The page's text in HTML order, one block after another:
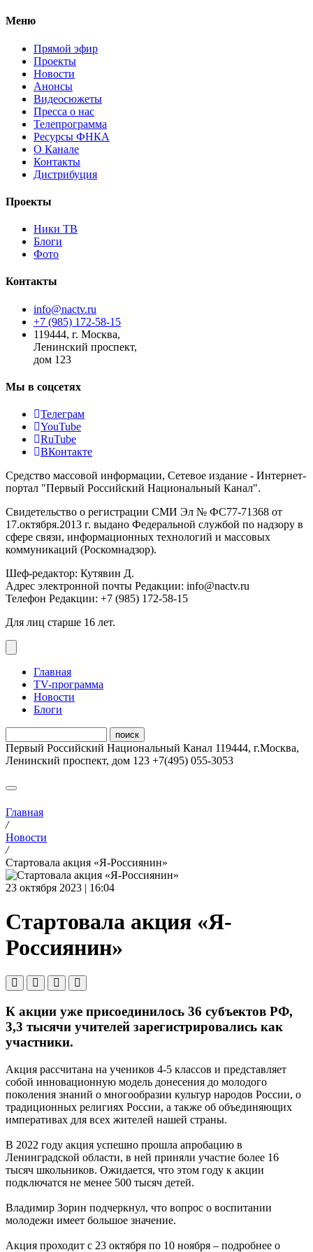
Меню
Прямой эфир
Проекты
Новости
Анонсы
Видеосюжеты
Пресса о нас
Телепрограмма
Ресурсы ФНКА
О Канале
Контакты
Дистрибуция
Проекты
Ники ТВ
Блоги
Фото
Контакты
info@nactv.ru
+7 (985) 172-58-15
119444, г. Москва,
Ленинский проспект,
дом 123
Мы в соцсетях
Телеграм
YouTube
RuTube
ВКонтакте
Средство массовой информации, Сетевое издание - Интернет-
портал "Первый Российский Национальный Канал".
Свидетельство о регистрации СМИ Эл № ФС77-71368 от
17.октября.2013 г. выдано Федеральной службой по надзору в
сфере связи, информационных технологий и массовых
коммуникаций (Роскомнадзор).
Шеф-редактор: Кутявин Д.
Адрес электронной почты Редакции: info@nactv.ru
Телефон Редакции: +7 (985) 172-58-15
Для лиц старше 16 лет.
Главная
ТV-программа
Новости
Блоги
Первый Российский Национальный Канал 119444, г.Москва,
Ленинский проспект, дом 123 +7(495) 055-3053
Главная
/
Новости
/
Стартовала акция «Я-Россиянин»
23 октября 2023 | 16:04
Стартовала акция «Я-
Россиянин»
К акции уже присоединилось 36 субъектов РФ,
3,3 тысячи учителей зарегистрировались как
участники.
Акция рассчитана на учеников 4-5 классов и представляет
собой инновационную модель донесения до молодого
поколения знаний о многообразии культур народов России, о
традиционных религиях России, а также об объединяющих
императивах для всех жителей нашей страны.
В 2022 году акция успешно прошла апробацию в
Ленинградской области, в ней приняли участие более 16
тысяч школьников. Ожидается, что этом году к акции
подключатся не менее 500 тысяч детей.
Владимир Зорин подчеркнул, что вопрос о воспитании
молодежи имеет большое значение.
Акция проходит с 23 октября по 10 ноября – подробнее о